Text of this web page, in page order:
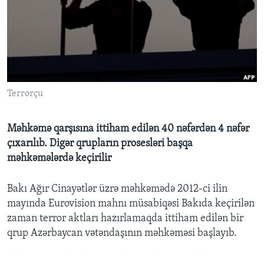
Terrorçu
Məhkəmə qarşısına ittiham edilən 40 nəfərdən 4 nəfər
çıxarılıb. Digər qrupların prosesləri başqa
məhkəmələrdə keçirilir
Bakı Ağır Cinayətlər üzrə məhkəmədə 2012-ci ilin
mayında Eurovision mahnı müsabiqəsi Bakıda keçirilən
zaman terror aktları hazırlamaqda ittiham edilən bir
qrup Azərbaycan vətəndaşının məhkəməsi başlayıb.